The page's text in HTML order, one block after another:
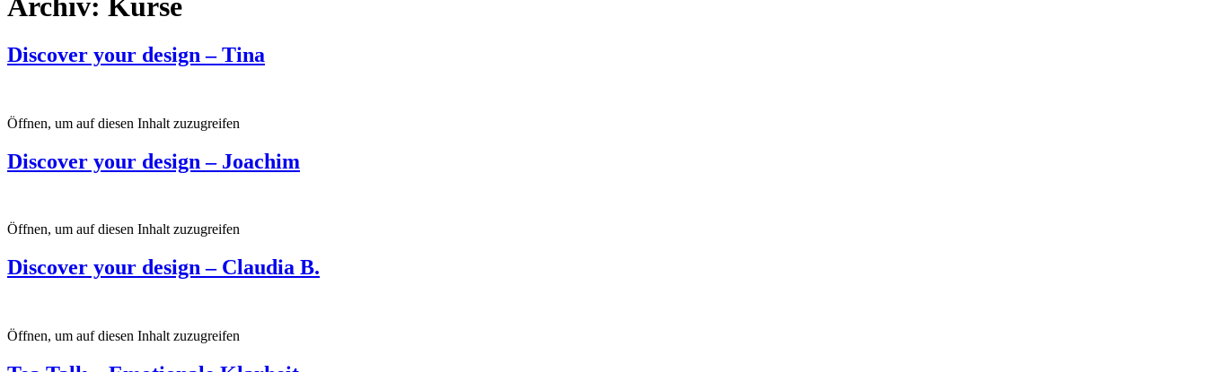
Archiv: Kurse
Discover your design – Tina
Öffnen, um auf diesen Inhalt zuzugreifen
Discover your design – Joachim
Öffnen, um auf diesen Inhalt zuzugreifen
Discover your design – Claudia B.
Öffnen, um auf diesen Inhalt zuzugreifen